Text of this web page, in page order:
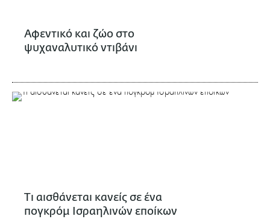
Αφεντικό και ζώο στο
ψυχαναλυτικό ντιβάνι
Τι αισθάνεται κανείς σε ένα
πογκρόμ Ισραηλινών εποίκων